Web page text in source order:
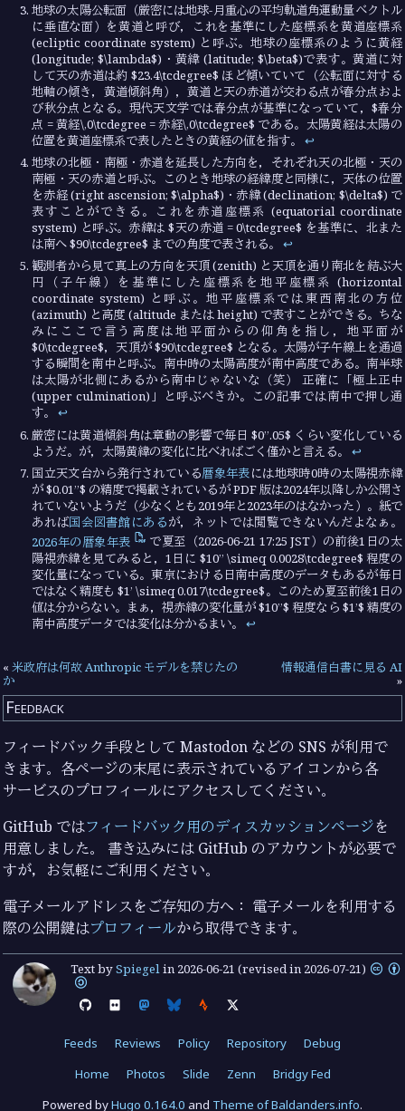
地球の太陽公転面（厳密には地球-月重心の平均軌道角運動量ベクトル
に垂直な面）を黄道と呼び，これを基準にした座標系を黄道座標系
(ecliptic coordinate system) と呼ぶ。地球の座標系のように黄経
(longitude; $\lambda$)・黄緯 (latitude; $\beta$)で表す。黄道に対
して天の赤道は約 $23.4\tcdegree$ ほど傾いていて（公転面に対する
地軸の傾き，黄道傾斜角），黄道と天の赤道が交わる点が春分点およ
び秋分点となる。現代天文学では春分点が基準になっていて，$春分
点 = 黄経\,0\tcdegree = 赤経\,0\tcdegree$ である。太陽黄経は太陽の
位置を黄道座標系で表したときの黄経の値を指す。↩︎
地球の北極・南極・赤道を延長した方向を，それぞれ天の北極・天の
南極・天の赤道と呼ぶ。このとき地球の経緯度と同様に，天体の位置
を赤経 (right ascension; $\alpha$)・赤緯 (declination; $\delta$) で
表すことができる。これを赤道座標系 (equatorial coordinate
system) と呼ぶ。赤緯は $天の赤道 = 0\tcdegree$ を基準に、北また
は南へ $90\tcdegree$ までの角度で表される。↩︎
観測者から見て真上の方向を天頂 (zenith) と天頂を通り南北を結ぶ大
円（子午線）を基準にした座標系を地平座標系 (horizontal
coordinate system) と呼ぶ。地平座標系では東西南北の方位
(azimuth) と高度 (altitude または height) で表すことができる。ちな
みにここで言う高度は地平面からの仰角を指し，地平面が
$0\tcdegree$，天頂が $90\tcdegree$ となる。太陽が子午線上を通過
する瞬間を南中と呼ぶ。南中時の太陽高度が南中高度である。南半球
は太陽が北側にあるから南中じゃないな（笑） 正確に「極上正中
(upper culmination)」と呼ぶべきか。この記事では南中で押し通
す。↩︎
厳密には黄道傾斜角は章動の影響で毎日 $0’’.05$ くらい変化している
ようだ。が，太陽黄緯の変化に比べればごく僅かと言える。↩︎
国立天文台から発行されている暦象年表には地球時0時の太陽視赤緯
が $0.01’’$ の精度で掲載されているが PDF 版は2024年以降しか公開さ
れていないようだ（少なくとも2019年と2023年のはなかった）。紙で
あれば国会図書館にあるが，ネットでは閲覧できないんだよなぁ。
2026年の暦象年表
で夏至（2026-06-21 17:25 JST）の前後1日の太
陽視赤緯を見てみると，1日に $10’’ \simeq 0.0028\tcdegree$ 程度の
変化量になっている。東京における日南中高度のデータもあるが毎日
ではなく精度も $1’ \simeq 0.017\tcdegree$。このため夏至前後1日の
値は分からない。まぁ，視赤緯の変化量が $10’’$ 程度なら $1’$ 精度の
南中高度データでは変化は分かるまい。↩︎
«米政府は何故 Anthropic モデルを禁じたの
か
情報通信白書に見る AI
»
Feedback
フィードバック手段として Mastodon などの SNS が利用で
きます。各ページの末尾に表示されているアイコンから各
サービスのプロフィールにアクセスしてください。
GitHub ではフィードバック用のディスカッションページを
用意しました。 書き込みには GitHub のアカウントが必要で
すが，お気軽にご利用ください。
電子メールアドレスをご存知の方へ： 電子メールを利用する
際の公開鍵はプロフィールから取得できます。
Text bySpiegelin 2026-06-21 (revised in 2026-07-21)
Feeds Reviews Policy Repository
Debug
Home
Photos Slide Zenn
Bridgy Fed
Powered byHugo 0.164.0 and Theme of Baldanders.info.